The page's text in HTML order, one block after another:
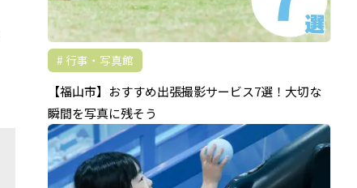
行事・写真館
【福山市】おすすめ出張撮影サービス7選！大切な
瞬間を写真に残そう